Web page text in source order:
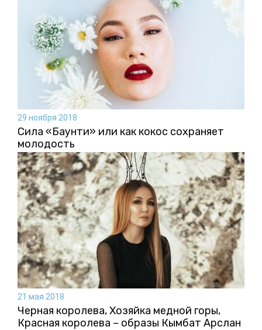
29 ноября 2018
Сила «Баунти» или как кокос сохраняет
молодость
21 мая 2018
Черная королева, Хозяйка медной горы,
Красная королева – образы Кымбат Арслан